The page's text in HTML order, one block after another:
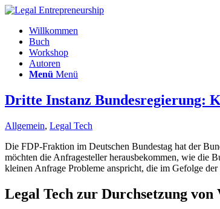
Willkommen
Buch
Workshop
Autoren
Menü Menü
Dritte Instanz Bundesregierung:
Allgemein, Legal Tech
Die FDP-Fraktion im Deutschen Bundestag hat der
möchten die Anfragesteller herausbekommen, wie die
kleinen Anfrage Probleme anspricht, die im Gefolge
Legal Tech zur Durchsetzung